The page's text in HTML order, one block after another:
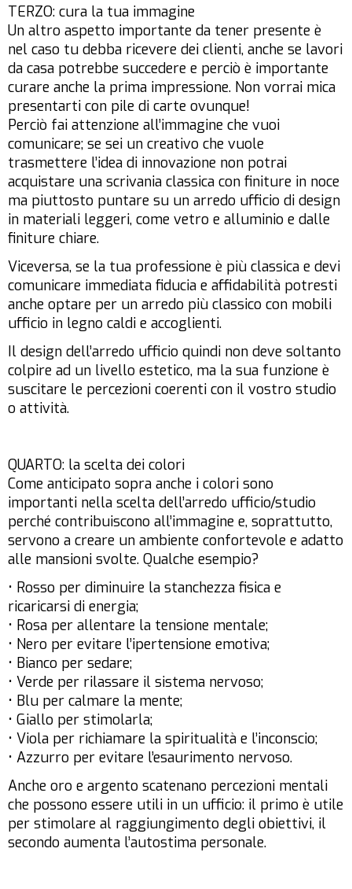
TERZO: cura la tua immagine
Un altro aspetto importante da tener presente è
nel caso tu debba ricevere dei clienti, anche se lavori
da casa potrebbe succedere e perciò è importante
curare anche la prima impressione. Non vorrai mica
presentarti con pile di carte ovunque!
Perciò fai attenzione all’immagine che vuoi
comunicare; se sei un creativo che vuole
trasmettere l’idea di innovazione non potrai
acquistare una scrivania classica con finiture in noce
ma piuttosto puntare su un arredo ufficio di design
in materiali leggeri, come vetro e alluminio e dalle
finiture chiare.
Viceversa, se la tua professione è più classica e devi
comunicare immediata fiducia e affidabilità potresti
anche optare per un arredo più classico con mobili
ufficio in legno caldi e accoglienti.
Il design dell’arredo ufficio quindi non deve soltanto
colpire ad un livello estetico, ma la sua funzione è
suscitare le percezioni coerenti con il vostro studio
o attività.
QUARTO: la scelta dei colori
Come anticipato sopra anche i colori sono
importanti nella scelta dell’arredo ufficio/studio
perché contribuiscono all’immagine e, soprattutto,
servono a creare un ambiente confortevole e adatto
alle mansioni svolte. Qualche esempio?
• Rosso per diminuire la stanchezza fisica e
ricaricarsi di energia;
• Rosa per allentare la tensione mentale;
• Nero per evitare l’ipertensione emotiva;
• Bianco per sedare;
• Verde per rilassare il sistema nervoso;
• Blu per calmare la mente;
• Giallo per stimolarla;
• Viola per richiamare la spiritualità e l’inconscio;
• Azzurro per evitare l’esaurimento nervoso.
Anche oro e argento scatenano percezioni mentali
che possono essere utili in un ufficio: il primo è utile
per stimolare al raggiungimento degli obiettivi, il
secondo aumenta l’autostima personale.